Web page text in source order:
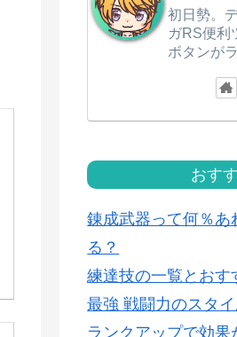
初日勢。
ガRS便利
ボタンが
おす
錬成武器って何％あ
る？
練達技の一覧とおす
最強 戦闘力のスタ
ランクアップで効果